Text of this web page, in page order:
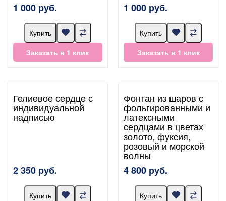
1 000 руб.
Купить
Заказать в 1 клик
1 000 руб.
Купить
Заказать в 1 клик
Гелиевое сердце с
индивидуальной
надписью
2 350 руб.
Купить
Фонтан из шаров с
фольгированными и
латексными
сердцами в цветах
золото, фуксия,
розовый и морской
волны
4 800 руб.
Купить